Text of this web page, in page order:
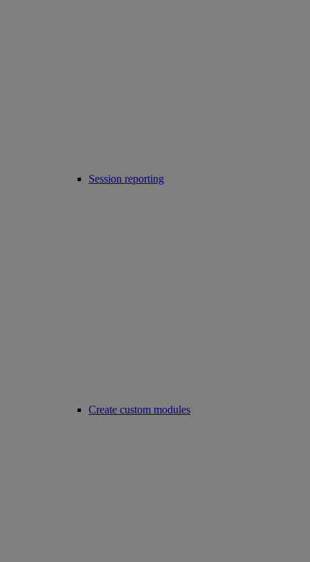
Session reporting
Create custom modules